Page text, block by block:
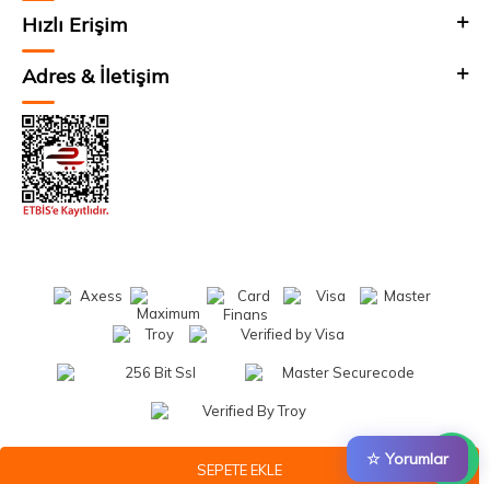
☆ Yorumlar
SEPETE EKLE
Hızlı Erişim
Adres & İletişim